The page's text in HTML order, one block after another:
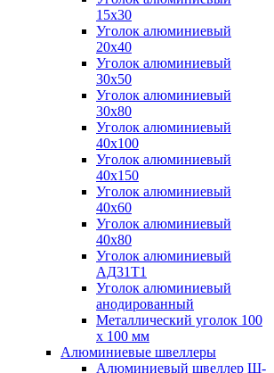
15х30
Уголок алюминиевый
20х40
Уголок алюминиевый
30х50
Уголок алюминиевый
30х80
Уголок алюминиевый
40х100
Уголок алюминиевый
40х150
Уголок алюминиевый
40х60
Уголок алюминиевый
40х80
Уголок алюминиевый
АД31Т1
Уголок алюминиевый
анодированный
Металлический уголок 100
х 100 мм
Алюминиевые швеллеры
Алюминиевый швеллер Ш-